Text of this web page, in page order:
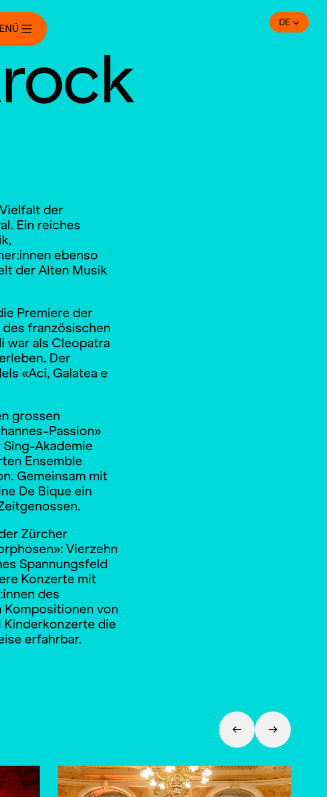
DE
der
Ein reiches
ebenso
der Alten Musik
Premiere der
französischen
war als Cleopatra
Der
«Aci, Galatea e
grossen
Passion»
Akademie
Ensemble
Gemeinsam mit
De Bique ein
Zürcher
Vierzehn
Spannungsfeld
Konzerte mit
des
Kompositionen von
die
erfahrbar.